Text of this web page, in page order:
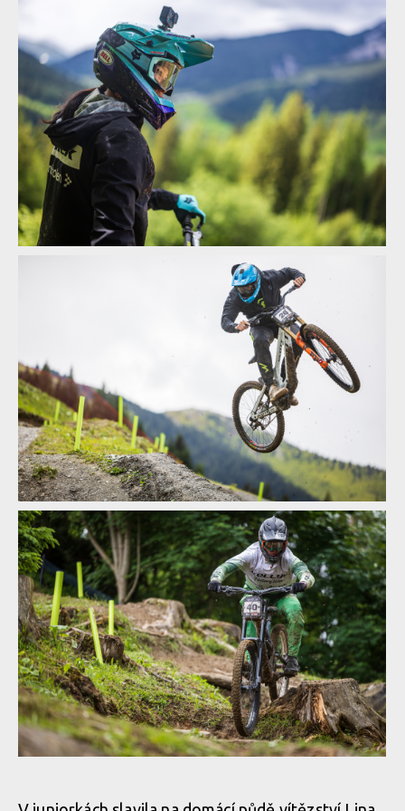
Textem i obrazem: Vojta Hanák přiblíží Světový pohár
v rakouském Leogangu
Textem i obrazem: Vojta Hanák přiblíží Světový pohár
v rakouském Leogangu
Textem i obrazem: Vojta Hanák přiblíží Světový pohár
v rakouském Leogangu
Textem i obrazem: Vojta Hanák přiblíží Světový pohár
v rakouském Leogangu
Textem i obrazem: Vojta Hanák přiblíží Světový pohár
v rakouském Leogangu
Textem i obrazem: Vojta Hanák přiblíží Světový pohár
Textem i obrazem: Vojta Hanák přiblíží Světový pohár
v rakouském Leogangu
Textem i obrazem: Vojta Hanák přiblíží Světový pohár
Textem i obrazem: Vojta Hanák přiblíží Světový pohár
v rakouském Leogangu
Textem i obrazem: Vojta Hanák přiblíží Světový pohár
v rakouském Leogangu
Textem i obrazem: Vojta Hanák přiblíží Světový pohár
v rakouském Leogangu
Textem i obrazem: Vojta Hanák přiblíží Světový pohár
v rakouském Leogangu
Textem i obrazem: Vojta Hanák přiblíží Světový pohár
v rakouském Leogangu
Textem i obrazem: Vojta Hanák přiblíží Světový pohár
v rakouském Leogangu
Textem i obrazem: Vojta Hanák přiblíží Světový pohár
v rakouském Leogangu
Textem i obrazem: Vojta Hanák přiblíží Světový pohár
v rakouském Leogangu
Textem i obrazem: Vojta Hanák přiblíží Světový pohár